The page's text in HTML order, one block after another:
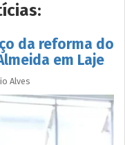
da reforma do
em Laje
Alves